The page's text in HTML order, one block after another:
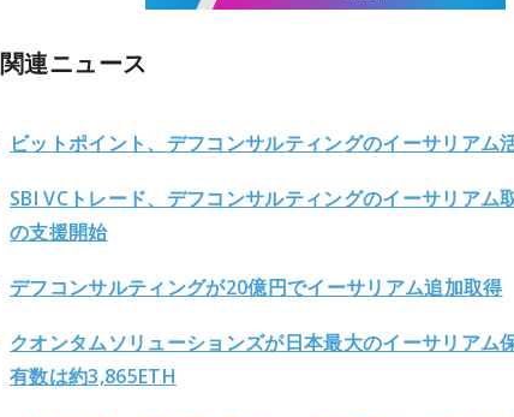
関連ニュース
ビットポイント、デフコンサルティングのイーサリアム
SBI VCトレード、デフコンサルティングのイーサリアム
の支援開始
デフコンサルティングが20億円でイーサリアム追加取得
クオンタムソリューションズが日本最大のイーサリアム
有数は約3,865ETH